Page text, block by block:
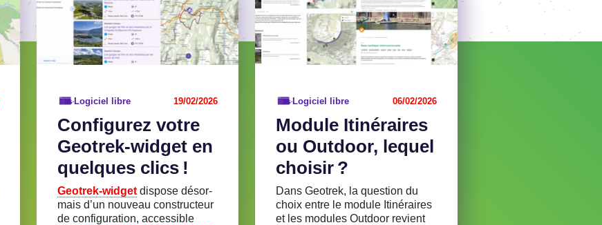
Confi­gu­rez votre
Geotrek-widget en
quelques clics !
Logiciel libre 19/02/2026
Geotrek-widgetdispose désor­
mais d’un nouveau construc­teur
de confi­gu­ra­tion, acces­sible
Module Itiné­raires
ou Outdoor, lequel
choi­sir ?
Logiciel libre 06/02/2026
Dans Geotrek, la ques­tion du
choix entre le module Itiné­raires
et les modules Outdoor revient